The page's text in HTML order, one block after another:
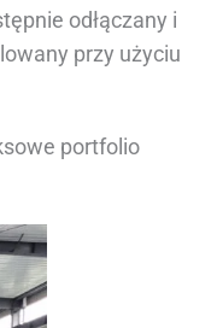
odłączany i
przy użyciu
portfolio